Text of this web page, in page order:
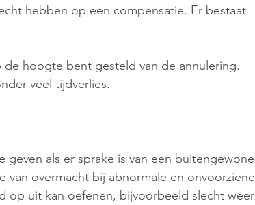
hebben op een compensatie. Er bestaat
hoogte bent gesteld van de annulering.
veel tijdverlies.
geven als er sprake is van een buitengewone
van overmacht bij abnormale en onvoorziene
op uit kan oefenen, bijvoorbeeld slecht weer